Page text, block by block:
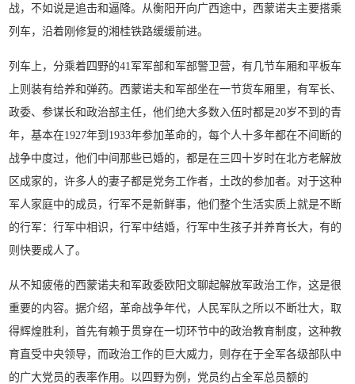
战，不如说是追击和逼降。从衡阳开向广西途中，西蒙诺夫主要搭乘
列车，沿着刚修复的湘桂铁路缓缓前进。
列车上，分乘着四野的41军军部和军部警卫营，有几节车厢和平板车
上则装有给养和弹药。西蒙诺夫和军部坐在一节货车厢里，有军长、
政委、参谋长和政治部主任，他们绝大多数入伍时都是20岁不到的青
年，基本在1927年到1933年参加革命的，每个人十多年都在不间断的
战争中度过，他们中间那些已婚的，都是在三四十岁时在北方老解放
区成家的，许多人的妻子都是党务工作者，土改的参加者。对于这种
军人家庭中的成员，行军不是新鲜事，他们整个生活实质上就是不断
的行军：行军中相识，行军中结婚，行军中生孩子并养育长大，有的
则快要成人了。
从不知疲倦的西蒙诺夫和军政委欧阳文聊起解放军政治工作，这是很
重要的内容。据介绍，革命战争年代，人民军队之所以不断壮大，取
得辉煌胜利，首先有赖于贯穿在一切环节中的政治教育制度，这种教
育直受中央领导，而政治工作的巨大威力，则存在于全军各级部队中
的广大党员的表率作用。以四野为例，党员约占全军总员额的